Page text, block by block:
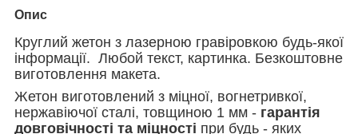
Опис
Круглий жетон з лазерною гравіровкою будь-якої
інформації. Любой текст, картинка. Безкоштовне
виготовлення макета.
Жетон виготовлений з міцної, вогнетривкої,
нержавіючої сталі, товщиною 1 мм - гарантія
довговічності та міцності при будь - яких